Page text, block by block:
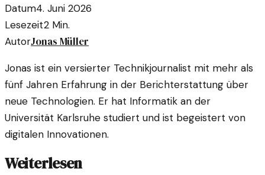
Datum4. Juni 2026
Lesezeit2 Min.
AutorJonas Müller
Jonas ist ein versierter Technikjournalist mit mehr als
fünf Jahren Erfahrung in der Berichterstattung über
neue Technologien. Er hat Informatik an der
Universität Karlsruhe studiert und ist begeistert von
digitalen Innovationen.
Weiterlesen